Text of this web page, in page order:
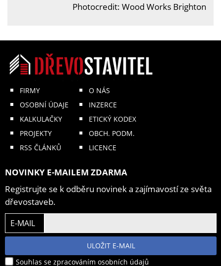
Photocredit: Wood Works Brighton
FIRMY
OSOBNÍ ÚDAJE
KALKULAČKY
PROJEKTY
RSS ČLÁNKŮ
O NÁS
INZERCE
ETICKÝ KODEX
OBCH. PODM.
LICENCE
NOVINKY E-MAILEM ZDARMA
Registrujte se k odběru novinek a zajímavostí ze světa
dřevostaveb.
E-MAIL
ULOŽIT E-MAIL
Souhlas se zpracováním osobních údajů